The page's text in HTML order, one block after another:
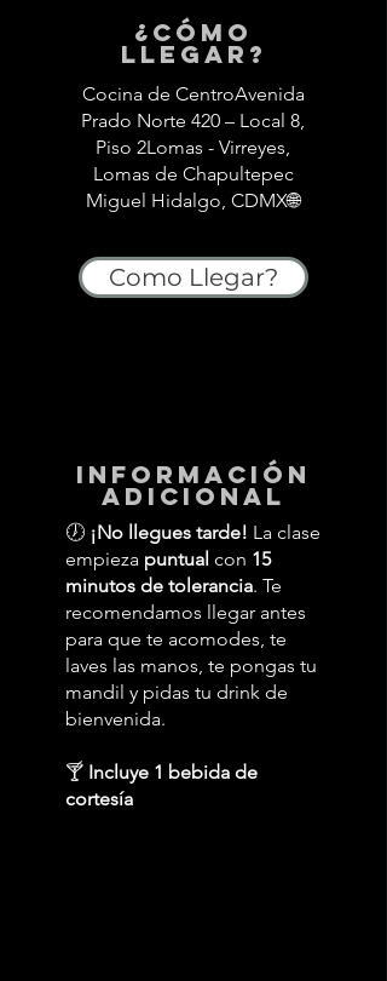
¿Cómo
llegar?
Cocina de CentroAvenida
Prado Norte 420 – Local 8,
Piso 2Lomas - Virreyes,
Lomas de Chapultepec
Miguel Hidalgo, CDMX🌐
Como Llegar?
información
adicional
🕖 ¡No llegues tarde! La clase
empieza puntual con 15
minutos de tolerancia. Te
recomendamos llegar antes
para que te acomodes, te
laves las manos, te pongas tu
mandil y pidas tu drink de
bienvenida.
🍸 Incluye 1 bebida de
cortesía